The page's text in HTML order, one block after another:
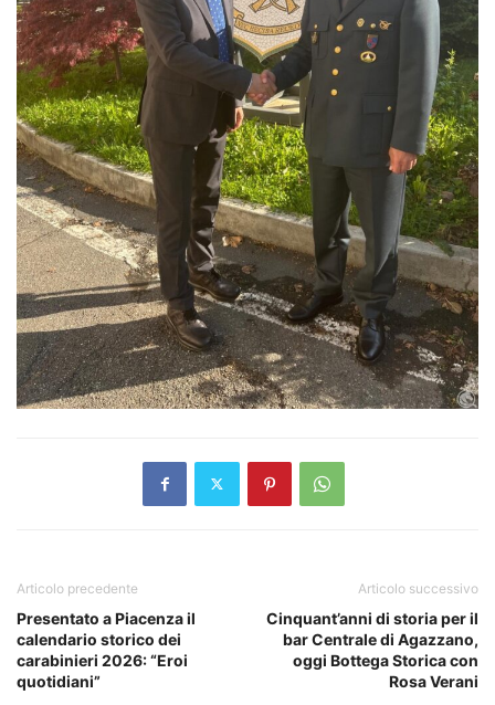
Articolo precedente
Presentato a Piacenza il
calendario storico dei
carabinieri 2026: “Eroi
quotidiani”
Articolo successivo
Cinquant’anni di storia per il
bar Centrale di Agazzano,
oggi Bottega Storica con
Rosa Verani